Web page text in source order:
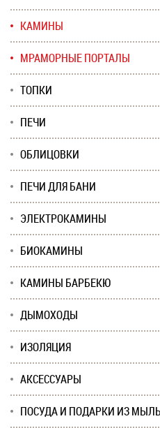
КАМИНЫ
МРАМОРНЫЕ ПОРТАЛЫ
ТОПКИ
ПЕЧИ
ОБЛИЦОВКИ
ПЕЧИ ДЛЯ БАНИ
ЭЛЕКТРОКАМИНЫ
БИОКАМИНЫ
КАМИНЫ БАРБЕКЮ
ДЫМОХОДЫ
ИЗОЛЯЦИЯ
АКСЕССУАРЫ
ПОСУДА И ПОДАРКИ ИЗ